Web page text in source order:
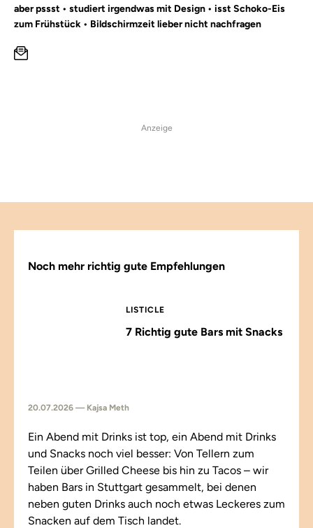
aber pssst • studiert irgendwas mit Design • isst Schoko-Eis
zum Frühstück • Bildschirmzeit lieber nicht nachfragen
Anzeige
Noch mehr richtig gute Empfehlungen
LISTICLE
7 Richtig gute Bars mit Snacks
20.07.2026 — Kajsa Meth
Ein Abend mit Drinks ist top, ein Abend mit Drinks
und Snacks noch viel besser: Von Tellern zum
Teilen über Grilled Cheese bis hin zu Tacos – wir
haben Bars in Stuttgart gesammelt, bei denen
neben guten Drinks auch noch etwas Leckeres zum
Snacken auf dem Tisch landet.